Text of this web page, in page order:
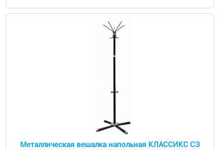
Металлическая вешалка напольная КЛАССИКС СЗ